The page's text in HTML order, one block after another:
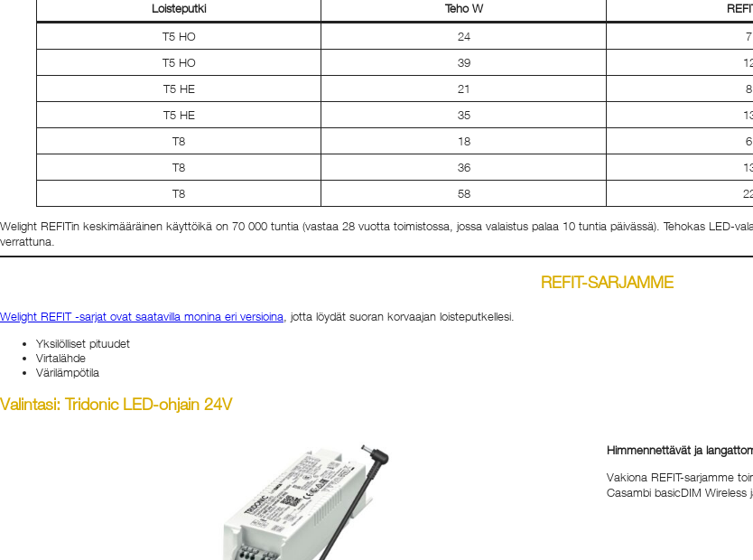
Loisteputki Teho W
T5 HO
24 7
T5 HO
39
T5 HE
21 8
T5 HE
35
T8
18 6
T8
36
T8
58
Welight REFITin keskimääräinen käyttöikä on 70 000 tuntia (vastaa 28 vuotta toimistossa, jossa valaistus palaa 10 tuntia päivässä). Tehokas LED-
verrattuna.
REFIT-SARJAMME
Welight REFIT -sarjat ovat saatavilla monina eri versioina , jotta löydät suoran korvaajan loisteputkellesi.
Yksilölliset pituudet
Virtalähde
Väri­lämpötila
Valintasi: Tridonic LED-ohjain 24V
Himmennettävät ja
Vakiona REFIT-sarjamme
Casambi basicDIM Wireless